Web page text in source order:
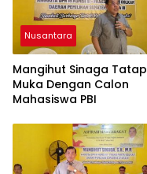
Nusantara
Mangihut Sinaga Tatap
Muka Dengan Calon
Mahasiswa PBI